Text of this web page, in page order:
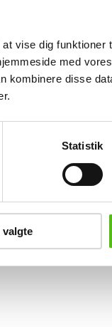
vise dig funktioner
med
kombinere disse
Statistik
valgte
varer